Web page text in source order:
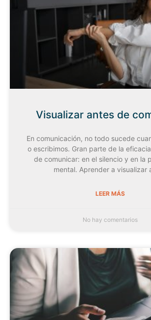
Visualizar antes de
En comunicación, no todo sucede
o escribimos. Gran parte de la
de comunicar: en el silencio y en la
mental. Aprender a visualizar
LEER MÁS
No hay comentarios